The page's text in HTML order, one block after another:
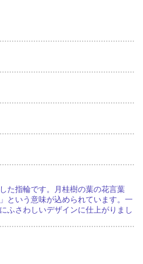
た指輪です。月桂樹の葉の花言葉
という意味が込められています。一
ふさわしいデザインに仕上がりまし